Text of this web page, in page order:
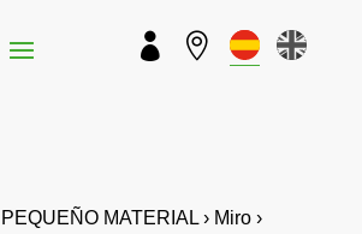
 
PEQUEÑO MATERIAL › Miro ›